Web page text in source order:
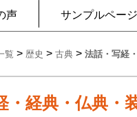
声 サンプルページ
覧 > 歴史 > 古典 > 法話・写経
・経典・仏典